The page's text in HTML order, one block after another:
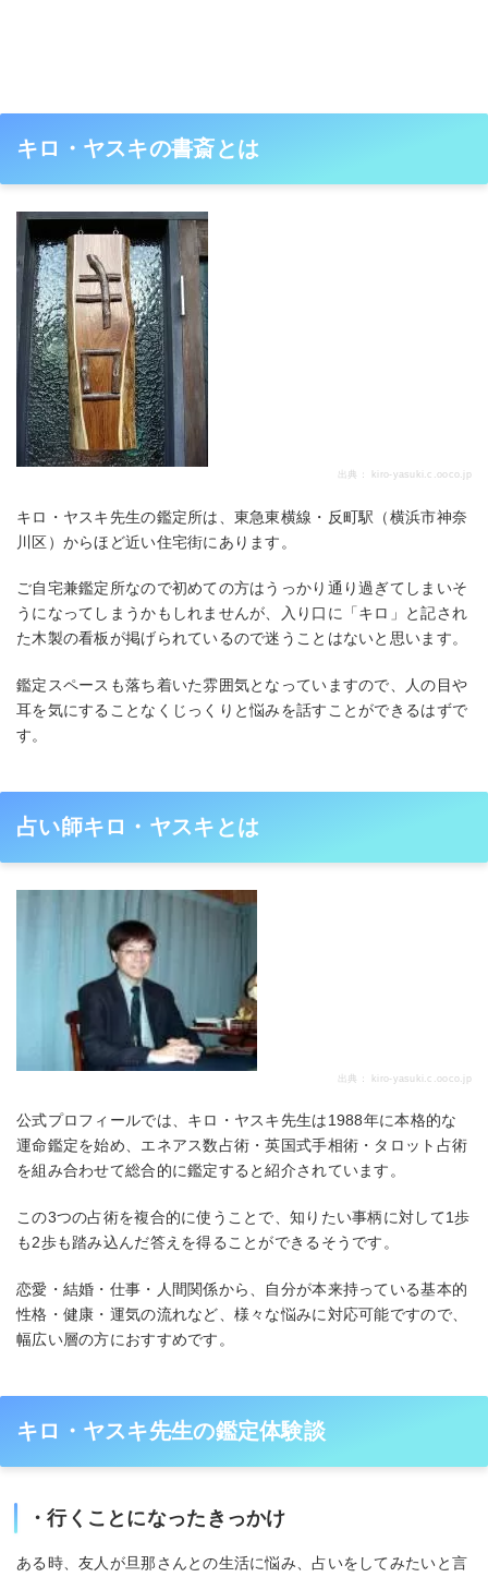
キロ・ヤスキの書斎とは
出典： kiro-yasuki.c.ooco.jp
キロ・ヤスキ先生の鑑定所は、東急東横線・反町駅（横浜市神奈
川区）からほど近い住宅街にあります。
ご自宅兼鑑定所なので初めての方はうっかり通り過ぎてしまいそ
うになってしまうかもしれませんが、入り口に「キロ」と記され
た木製の看板が掲げられているので迷うことはないと思います。
鑑定スペースも落ち着いた雰囲気となっていますので、人の目や
耳を気にすることなくじっくりと悩みを話すことができるはずで
す。
占い師キロ・ヤスキとは
出典： kiro-yasuki.c.ooco.jp
公式プロフィールでは、キロ・ヤスキ先生は1988年に本格的な
運命鑑定を始め、エネアス数占術・英国式手相術・タロット占術
を組み合わせて総合的に鑑定すると紹介されています。
この3つの占術を複合的に使うことで、知りたい事柄に対して1歩
も2歩も踏み込んだ答えを得ることができるそうです。
恋愛・結婚・仕事・人間関係から、自分が本来持っている基本的
性格・健康・運気の流れなど、様々な悩みに対応可能ですので、
幅広い層の方におすすめです。
キロ・ヤスキ先生の鑑定体験談
・行くことになったきっかけ
ある時、友人が旦那さんとの生活に悩み、占いをしてみたいと言